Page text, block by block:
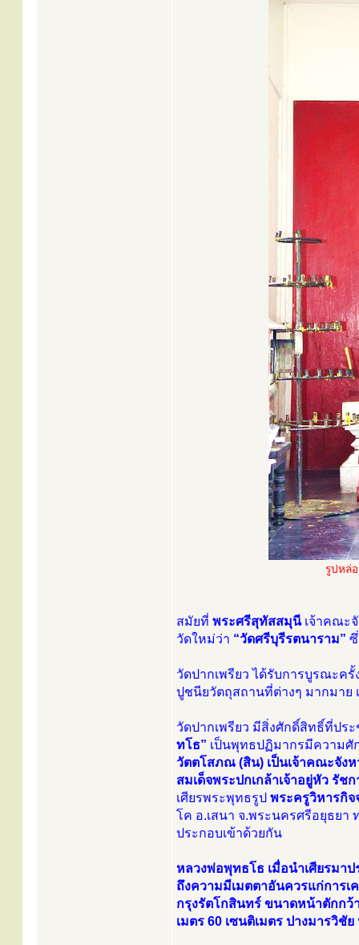
รูปหล่
สมัยที่ พระศรีสุทัสสมุนีเจ้าคณะจั
วัดใหม่ว่า “วัดศรีบุรีรตนาราม”
วัดปากเพรียว ได้รับการบูรณะค
ปูชนียวัตถุสถานที่ต่างๆ มากมาย
วัดปากเพรียว มีสิ่งศักดิ์สิทธิ์ที่ป
ทโธ” เป็นพุทธปฏิมากรมีความ
วัตตโสภณ (สิน) เป็นเจ้าคณะจังห
สมเด็จพระปกเกล้าเจ้าอยู่หัว รัช
เศียรพระพุทธรูป พระครูวิหารกิ
โค อ.เสนา จ.พระนครศรีอยุธยา
ประกอบเข้าด้วยกัน
หลวงพ่อพุทธโธ เมื่อนำเศียรมา
ถึงความมีเมตตาอันควรแก่การ
กรุงรัตโกสินทร์ ขนาดหน้าตักกว้
เมตร 60 เซนติเมตร ปางมารวิ